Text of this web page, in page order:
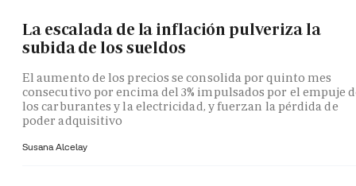
La escalada de la inflación pulveriza la
subida de los sueldos
El aumento de los precios se consolida por quinto mes
consecutivo por encima del 3% impulsados por el empuje
los carburantes y la electricidad, y fuerzan la pérdida de
poder adquisitivo
Susana Alcelay